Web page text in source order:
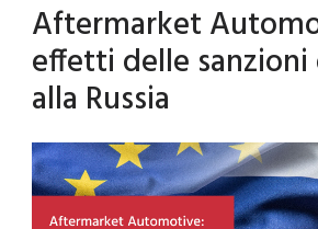
Aftermarket
effetti delle sanzioni
alla Russia